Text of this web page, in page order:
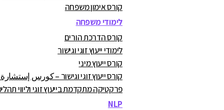
קורס אימון משפחה
לימודי משפחה
קורס הדרכת הורים
לימודי ייעוץ זוגי וגישור
קורס ייעוץ מיני
קורס ייעוץ זוגי וגישור – كورس
פרקטיקה מתקדמת בייעוץ זוגי וליווי
NLP